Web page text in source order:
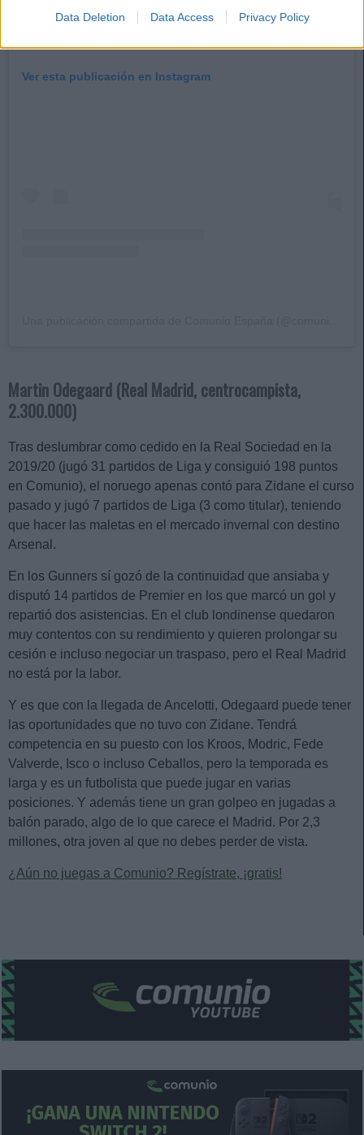
Data Deletion Data Access Privacy Policy
Ver esta publicación en Instagram
Martin Odegaard (Real Madrid, centrocampista,
2.300.000)
Tras deslumbrar como cedido en la Real Sociedad en la
2019/20 (jugó 31 partidos de Liga y consiguió 198 puntos
en Comunio), el noruego apenas contó para Zidane el curso
pasado y jugó 7 partidos de Liga (3 como titular), teniendo
que hacer las maletas en el mercado invernal con destino
Arsenal.
En los Gunners sí gozó de la continuidad que ansiaba y
disputó 14 partidos de Premier en los que marcó un gol y
repartió dos asistencias. En el club londinense quedaron
muy contentos con su rendimiento y quieren prolongar su
cesión e incluso negociar un traspaso, pero el Real Madrid
no está por la labor.
Y es que con la llegada de Ancelotti, Odegaard puede tener
las oportunidades que no tuvo con Zidane. Tendrá
competencia en su puesto con los Kroos, Modric, Fede
Valverde, Isco o incluso Ceballos, pero la temporada es
larga y es un futbolista que puede jugar en varias
posiciones. Y además tiene un gran golpeo en jugadas a
balón parado, algo de lo que carece el Madrid. Por 2,3
millones, otra joven al que no debes perder de vista.
¿Aún no juegas a Comunio? Regístrate, ¡gratis!